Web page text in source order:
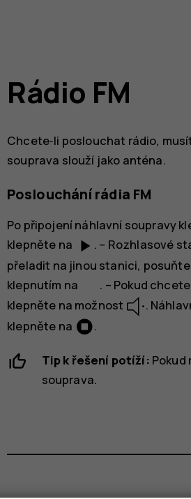
Rádio FM
Chcete‑li poslouchat rádio,
souprava slouží jako anténa.
Poslouchání rádia FM
Po připojení náhlavní soupravy
klepněte na play_arrow . – Rozhlasové
přeladit na jinou stanici,
klepnutím na
. – Pokud
klepněte na možnost
.
klepněte na
.
Tip k řešení potíží:
souprava.